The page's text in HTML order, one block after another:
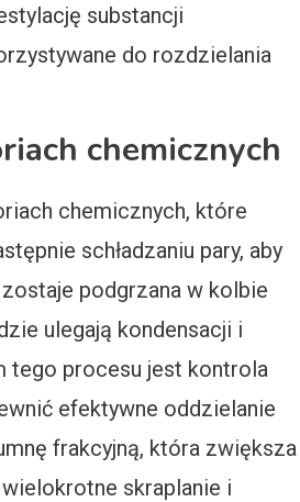
substancji
do rozdzielania
chemicznych
chemicznych, które
schładzaniu pary, aby
podgrzana w kolbie
ulegają kondensacji i
tego procesu jest kontrola
efektywne oddzielanie
frakcyjną, która zwiększa
skraplanie i